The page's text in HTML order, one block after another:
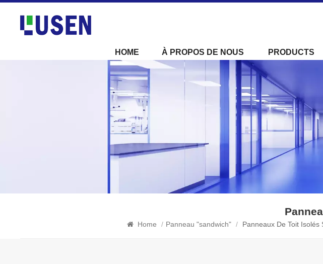
HOME À PROPOS DE NOUS PRODUCTS
Home / Panneau "sandwich" / Panneaux De Toit